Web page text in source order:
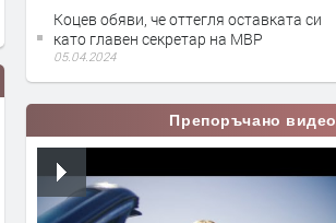
Коцев обяви, че оттегля оставката си
като главен секретар на МВР
05.04.2024
Препоръчано видео